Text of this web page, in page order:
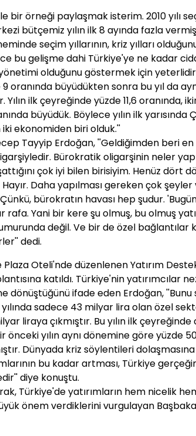
bir örneği paylaşmak isterim. 2010 yılı
bütçemiz yılın ilk 8 ayında fazla
seçim yıllarının, kriz yılları
bu gelişme dahi Türkiye'ye ne kadar
olduğunu göstermek için
9 oranında büyüdükten sonra bu yıl da
Yılın ilk çeyreğinde yüzde 11,6 oranında,
büyüdük. Böylece yılın ilk yarısında
iki ekonomiden biri olduk.''
Tayyip Erdoğan, ''Geldiğimden beri
Bürokratik oligarşinin neler
çok iyi bilen birisiyim. Henüz dört
Daha yapılması gereken çok şeyler
bürokratın havası hep şudur.
rafa. Yani bir kere şu olmuş, bu olmuş
değil. Ve bir de özel bağlantılar
dedi.
Oteli'nde düzenlenen Yatırım
katıldı. Türkiye'nin yatırımcılar
dönüştüğünü ifade eden Erdoğan,
sadece 43 milyar lira olan özel
liraya çıkmıştır. Bu yılın ilk
önceki yılın aynı dönemine göre yüzde
Dünyada kriz söylentileri
bu kadar artması, Türkiye
diye konuştu.
Türkiye'de yatırımların hem nicelik
önem verdiklerini vurgulayan